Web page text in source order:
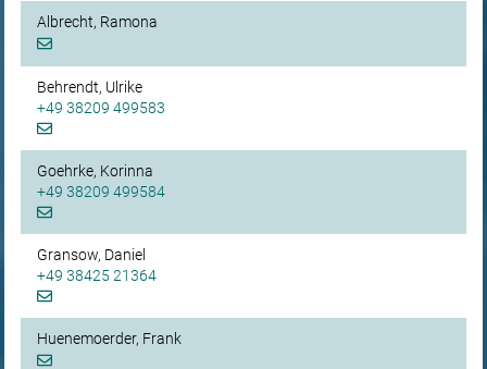
Albrecht, Ramona
Behrendt, Ulrike
+49 38209 499583
Goehrke, Korinna
+49 38209 499584
Gransow, Daniel
+49 38425 21364
Huenemoerder, Frank